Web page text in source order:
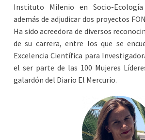
Instituto Milenio en Socio-Ecología
además de adjudicar dos proyectos
Ha sido acreedora de diversos
de su carrera, entre los que se
Excelencia Científica para
el ser parte de las 100 Mujeres
galardón del Diario El Mercurio.